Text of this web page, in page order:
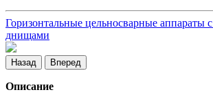
Горизонтальные цельносварные аппараты
днищами
Назад Вперед
Описание